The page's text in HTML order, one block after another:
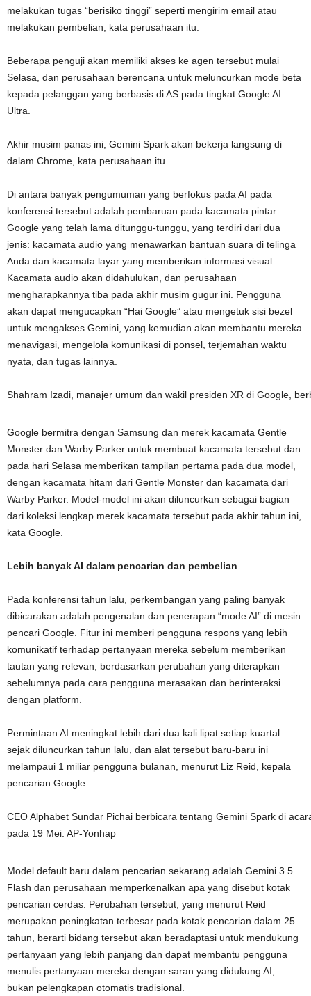
melakukan tugas “berisiko tinggi” seperti mengirim email atau
melakukan pembelian, kata perusahaan itu.
Beberapa penguji akan memiliki akses ke agen tersebut mulai
Selasa, dan perusahaan berencana untuk meluncurkan mode beta
kepada pelanggan yang berbasis di AS pada tingkat Google AI
Ultra.
Akhir musim panas ini, Gemini Spark akan bekerja langsung di
dalam Chrome, kata perusahaan itu.
Di antara banyak pengumuman yang berfokus pada AI pada
konferensi tersebut adalah pembaruan pada kacamata pintar
Google yang telah lama ditunggu-tunggu, yang terdiri dari dua
jenis: kacamata audio yang menawarkan bantuan suara di telinga
Anda dan kacamata layar yang memberikan informasi visual.
Kacamata audio akan didahulukan, dan perusahaan
mengharapkannya tiba pada akhir musim gugur ini. Pengguna
akan dapat mengucapkan “Hai Google” atau mengetuk sisi bezel
untuk mengakses Gemini, yang kemudian akan membantu mereka
menavigasi, mengelola komunikasi di ponsel, terjemahan waktu
nyata, dan tugas lainnya.
Shahram Izadi, manajer umum dan wakil presiden XR di Google,
Google bermitra dengan Samsung dan merek kacamata Gentle
Monster dan Warby Parker untuk membuat kacamata tersebut dan
pada hari Selasa memberikan tampilan pertama pada dua model,
dengan kacamata hitam dari Gentle Monster dan kacamata dari
Warby Parker. Model-model ini akan diluncurkan sebagai bagian
dari koleksi lengkap merek kacamata tersebut pada akhir tahun ini,
kata Google.
Lebih banyak AI dalam pencarian dan pembelian
Pada konferensi tahun lalu, perkembangan yang paling banyak
dibicarakan adalah pengenalan dan penerapan “mode AI” di mesin
pencari Google. Fitur ini memberi pengguna respons yang lebih
komunikatif terhadap pertanyaan mereka sebelum memberikan
tautan yang relevan, berdasarkan perubahan yang diterapkan
sebelumnya pada cara pengguna merasakan dan berinteraksi
dengan platform.
Permintaan AI meningkat lebih dari dua kali lipat setiap kuartal
sejak diluncurkan tahun lalu, dan alat tersebut baru-baru ini
melampaui 1 miliar pengguna bulanan, menurut Liz Reid, kepala
pencarian Google.
CEO Alphabet Sundar Pichai berbicara tentang Gemini Spark di
pada 19 Mei. AP-Yonhap
Model default baru dalam pencarian sekarang adalah Gemini 3.5
Flash dan perusahaan memperkenalkan apa yang disebut kotak
pencarian cerdas. Perubahan tersebut, yang menurut Reid
merupakan peningkatan terbesar pada kotak pencarian dalam 25
tahun, berarti bidang tersebut akan beradaptasi untuk mendukung
pertanyaan yang lebih panjang dan dapat membantu pengguna
menulis pertanyaan mereka dengan saran yang didukung AI,
bukan pelengkapan otomatis tradisional.